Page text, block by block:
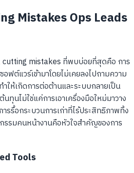
Mistakes Ops Leads
mistakes ที่พบบ่อยที่สุดคือ การ
ต์แวร์เข้ามาโดยไม่เคยลงไปถามความ
ให้เกิดการต่อต้านและระบบกลายเป็น
ทุนไม่ใช่แค่การเอาเครื่องมือใหม่มาวาง
รรื้อกระบวนการเก่าที่ไร้ประสิทธิภาพทิ้ง
รรมคนหน้างานคือหัวใจสำคัญของการ
Tools